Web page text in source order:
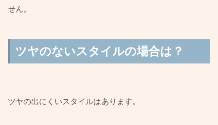
せん。
ツヤのないスタイルの場合は？
ツヤの出にくいスタイルはあります。